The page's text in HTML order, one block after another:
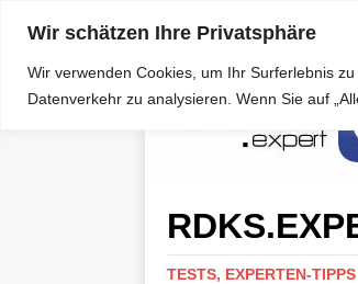
Wir schätzen Ihre Privatsphäre
Wir verwenden Cookies, um Ihr Surferlebnis
Datenverkehr zu analysieren. Wenn Sie auf
TESTS, EXPERTEN-